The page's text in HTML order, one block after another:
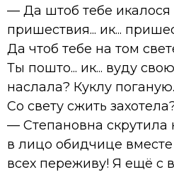
— Да штоб тебе икалося
пришествия... ик...
Да чтоб тебе на том
Ты пошто... ик... вуду
наслала? Куклу
Со свету сжить
— Степановна скрутила
в лицо обидчице
всех переживу! Я ещё с